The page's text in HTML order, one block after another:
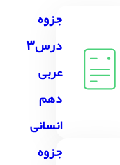
درس2
جزوه
درس3
عربی
دهم
انسانی
جزوه